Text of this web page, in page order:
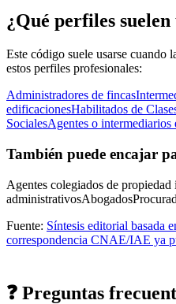
¿Qué perfiles suelen
Este código suele usarse cuando
estos perfiles profesionales:
Administradores de fincas
edificacionesHabilitados de
SocialesAgentes o intermediarios
También puede encajar
Agentes colegiados de
administrativosAbogados
Fuente: Síntesis editorial basada
correspondencia CNAE/IAE ya
❓ Preguntas